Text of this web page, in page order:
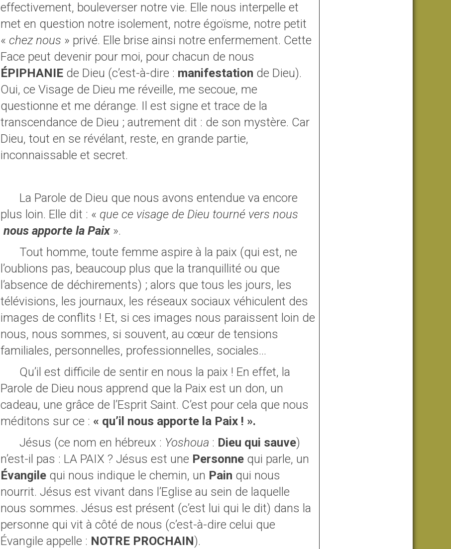
effectivement, bouleverser notre vie. Elle nous interpelle et
met en question notre isolement, notre égoïsme, notre petit
« chez nous » privé. Elle brise ainsi notre enfermement. Cette
Face peut devenir pour moi, pour chacun de nous
ÉPIPHANIEde Dieu (c’est-à-dire : manifestation de Dieu).
Oui, ce Visage de Dieu me réveille, me secoue, me
questionne et me dérange. Il est signe et trace de la
transcendance de Dieu ; autrement dit : de son mystère. Car
Dieu, tout en se révélant, reste, en grande partie,
inconnaissable et secret.
La Parole de Dieu que nous avons entendue va encore
plus loin. Elle dit : « que ce visage de Dieu tourné vers nous
nous apporte la Paix».
Tout homme, toute femme aspire à la paix (qui est, ne
l’oublions pas, beaucoup plus que la tranquillité ou que
l’absence de déchirements) ; alors que tous les jours, les
télévisions, les journaux, les réseaux sociaux véhiculent des
images de conflits ! Et, si ces images nous paraissent loin de
nous, nous sommes, si souvent, au cœur de tensions
familiales, personnelles, professionnelles, sociales...
Qu’il est difficile de sentir en nous la paix ! En effet, la
Parole de Dieu nous apprend que la Paix est un don, un
cadeau, une grâce de l’Esprit Saint. C’est pour cela que nous
méditons sur ce : « qu’il nous apporte la Paix ! ».
Jésus (ce nom en hébreux : Yoshoua : Dieu qui sauve)
n’est-il pas : LA PAIX ? Jésus est une Personnequi parle, un
Évangilequi nous indique le chemin, un Pain qui nous
nourrit. Jésus est vivant dans l’Eglise au sein de laquelle
nous sommes. Jésus est présent (c’est lui qui le dit) dans la
personne qui vit à côté de nous (c’est-à-dire celui que
Évangile appelle : NOTRE PROCHAIN).